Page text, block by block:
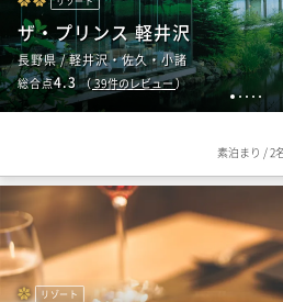
12 3 4 5
ザ・プリンス 軽井沢
長野県 / 軽井沢・佐久・小諸
総合点4.3（39件のレビュー）
素泊まり /2
リゾート